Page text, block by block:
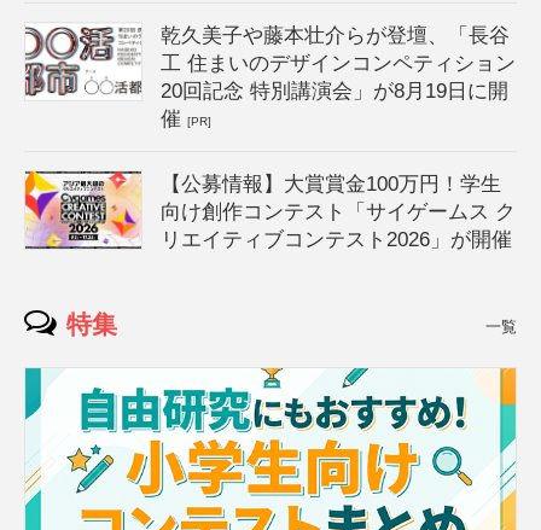
乾久美子や藤本壮介らが登壇、「長谷
工 住まいのデザインコンペティション
20回記念 特別講演会」が8月19日に開
催[PR]
【公募情報】大賞賞金100万円！学生
向け創作コンテスト「サイゲームス ク
リエイティブコンテスト2026」が開催
特集 一覧